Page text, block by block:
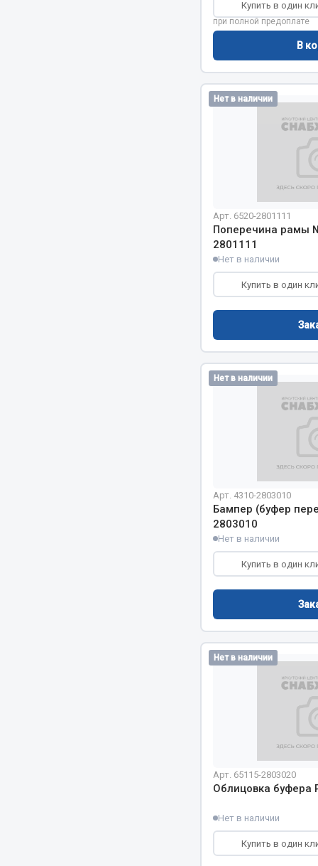
Вентили
Весь раздел
Ящики для инструмента и органайзеры
Купить в один
при полной предоплате
В
Нет в наличии
Арт. 6520-2801111
Поперечина рамы
2801111
Нет в наличии
Купить в один
Нет в наличии
Арт. 4310-2803010
Бампер (буфер
2803010
Нет в наличии
Купить в один
Нет в наличии
Арт. 65115-2803020
Облицовка буфера
Нет в наличии
Купить в один